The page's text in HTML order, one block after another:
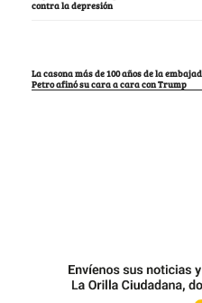
contra la depresión
La casona más de 100 años de la
Petro afinó su cara a cara con Trump